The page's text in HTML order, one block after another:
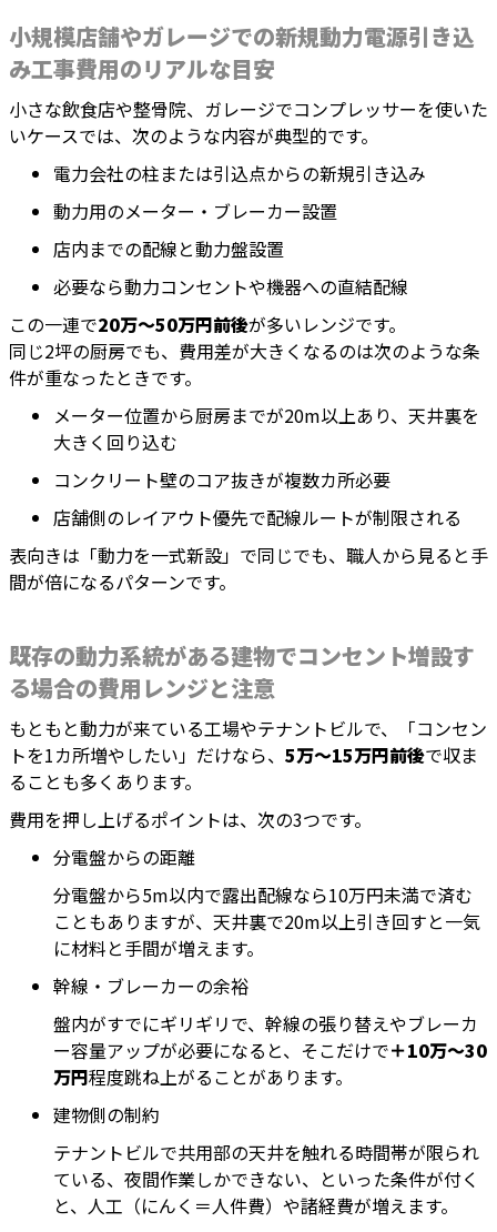
小規模店舗やガレージでの新規動力電源引き込
み工事費用のリアルな目安
小さな飲食店や整骨院、ガレージでコンプレッサーを使いた
いケースでは、次のような内容が典型的です。
電力会社の柱または引込点からの新規引き込み
動力用のメーター・ブレーカー設置
店内までの配線と動力盤設置
必要なら動力コンセントや機器への直結配線
この一連で20万〜50万円前後が多いレンジです。
同じ2坪の厨房でも、費用差が大きくなるのは次のような条
件が重なったときです。
メーター位置から厨房までが20m以上あり、天井裏を
大きく回り込む
コンクリート壁のコア抜きが複数カ所必要
店舗側のレイアウト優先で配線ルートが制限される
表向きは「動力を一式新設」で同じでも、職人から見ると手
間が倍になるパターンです。
既存の動力系統がある建物でコンセント増設す
る場合の費用レンジと注意
もともと動力が来ている工場やテナントビルで、「コンセン
トを1カ所増やしたい」だけなら、 5万〜15万円前後で収ま
ることも多くあります。
費用を押し上げるポイントは、次の3つです。
分電盤からの距離
分電盤から5m以内で露出配線なら10万円未満で済む
こともありますが、天井裏で20m以上引き回すと一気
に材料と手間が増えます。
幹線・ブレーカーの余裕
盤内がすでにギリギリで、幹線の張り替えやブレーカ
ー容量アップが必要になると、そこだけで＋10万〜30
万円程度跳ね上がることがあります。
建物側の制約
テナントビルで共用部の天井を触れる時間帯が限られ
ている、夜間作業しかできない、といった条件が付く
と、人工（にんく＝人件費）や諸経費が増えます。